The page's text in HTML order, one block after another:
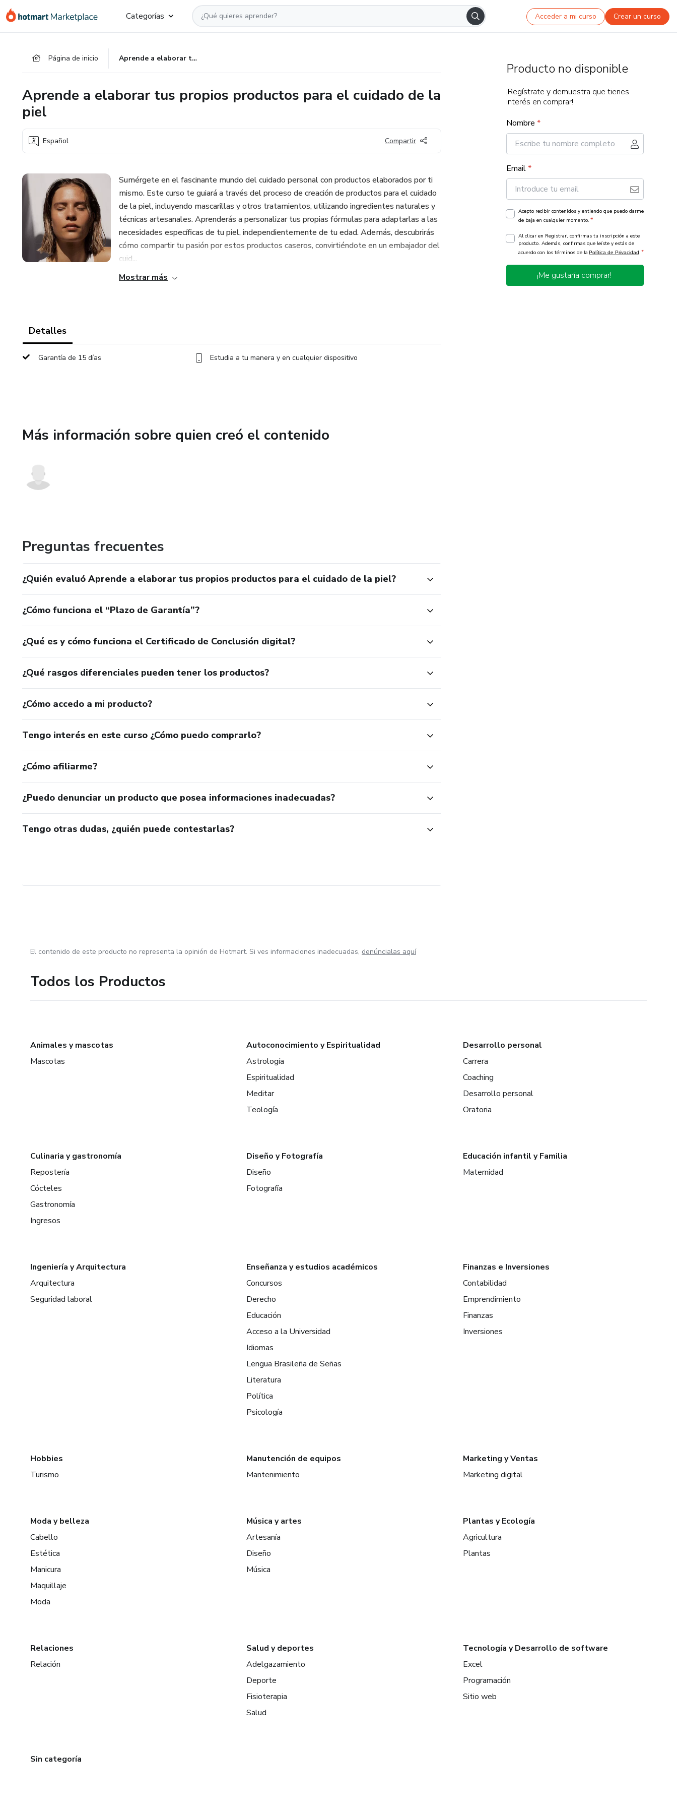
Categorías Acceder a mi curso Crear un curso
Página de inicio Aprende a elaborar tus propios productos para el cuidado de la piel
Aprende a elaborar tus propios productos para el cuidado de la
piel
Español Compartir
Sumérgete en el fascinante mundo del cuidado personal con productos elaborados por ti
mismo. Este curso te guiará a través del proceso de creación de productos para el cuidado
de la piel, incluyendo mascarillas y otros tratamientos, utilizando ingredientes naturales y
técnicas artesanales. Aprenderás a personalizar tus propias fórmulas para adaptarlas a las
necesidades específicas de tu piel, independientemente de tu edad. Además, descubrirás
cómo compartir tu pasión por estos productos caseros, convirtiéndote en un embajador del
cuid...
Mostrar más
Detalles
Garantía de 15 días Estudia a tu manera y en cualquier dispositivo
Más información sobre quien creó el contenido
Preguntas frecuentes
¿Quién evaluó Aprende a elaborar tus propios productos para el cuidado de la piel?
¿Cómo funciona el “Plazo de Garantía”?
¿Qué es y cómo funciona el Certificado de Conclusión digital?
¿Qué rasgos diferenciales pueden tener los productos?
¿Cómo accedo a mi producto?
Tengo interés en este curso ¿Cómo puedo comprarlo?
¿Cómo afiliarme?
¿Puedo denunciar un producto que posea informaciones inadecuadas?
Tengo otras dudas, ¿quién puede contestarlas?
Producto no disponible
¡Regístrate y demuestra que tienes
interés en comprar!
Nombre *
Email*
Acepto recibir contenidos y entiendo que puedo darme
de baja en cualquier momento. *
Al clicar en Registrar, confirmas tu inscripción a este
producto. Además, confirmas que leíste y estás de
acuerdo con los términos de la Política de Privacidad *
¡Me gustaría comprar!
El contenido de este producto no representa la opinión de Hotmart. Si ves informaciones inadecuadas, denúncialas aquí
Todos los Productos
Animales y mascotas
Mascotas
Autoconocimiento y Espiritualidad
Astrología
Espiritualidad
Meditar
Teología
Desarrollo personal
Carrera
Coaching
Desarrollo personal
Oratoria
Culinaria y gastronomía
Repostería
Cócteles
Gastronomía
Ingresos
Diseño y Fotografía
Diseño
Fotografía
Educación infantil y Familia
Maternidad
Ingeniería y Arquitectura
Arquitectura
Seguridad laboral
Enseñanza y estudios académicos
Concursos
Derecho
Educación
Acceso a la Universidad
Idiomas
Lengua Brasileña de Señas
Literatura
Política
Psicología
Finanzas e Inversiones
Contabilidad
Emprendimiento
Finanzas
Inversiones
Hobbies
Turismo
Manutención de equipos
Mantenimiento
Marketing y Ventas
Marketing digital
Moda y belleza
Cabello
Estética
Manicura
Maquillaje
Moda
Música y artes
Artesanía
Diseño
Música
Plantas y Ecología
Agricultura
Plantas
Relaciones
Relación
Salud y deportes
Adelgazamiento
Deporte
Fisioterapia
Salud
Tecnología y Desarrollo de software
Excel
Programación
Sitio web
Sin categoría